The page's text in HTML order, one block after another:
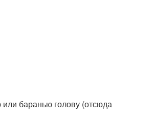
баранью голову (отсюда